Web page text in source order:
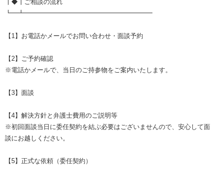
┃◆┃ご相談の流れ
┗━┻━━━━━━━━━━━━━━━━━━━━
【1】お電話かメールでお問い合わせ・面談予約
【2】ご予約確認
※電話かメールで、当日のご持参物をご案内いたします。
【3】面談
【4】解決方針と弁護士費用のご説明等
※初回面談当日に委任契約を結ぶ必要はございませんので、安心して面
談にお越しください。
【5】正式な依頼（委任契約）